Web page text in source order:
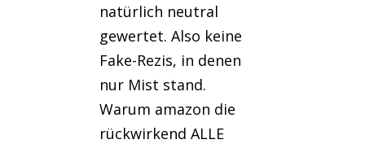
natürlich neutral
gewertet. Also keine
Fake-Rezis, in denen
nur Mist stand.
Warum amazon die
rückwirkend ALLE